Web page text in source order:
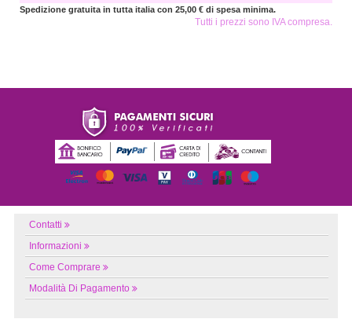
Spedizione gratuita in tutta italia con 25,00 € di spesa minima.
Tutti i prezzi sono IVA compresa.
Contatti
Informazioni
Come Comprare
Modalità Di Pagamento